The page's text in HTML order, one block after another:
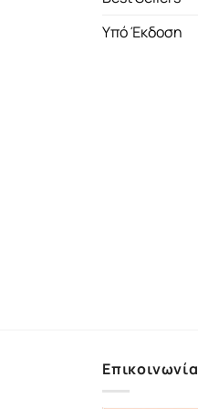
Υπό Έκδοση
Επικοινωνία